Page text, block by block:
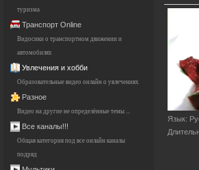
туризма
Транспорт Online
Видосики о транспортном движении и
автомобилях
Увлечения и хобби
Образовательные видео онлайн о увлечениях
Разное
Видео на другие не определённые темы ...
Все каналы!!!
Общая категория под все онлайн каналы
подряд
Язык: